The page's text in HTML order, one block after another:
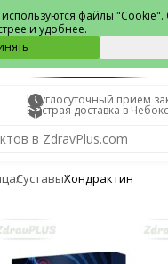
Круглосуточный прием
Быстрая доставка в
СуставыХондрактин
файлы
и удобнее.